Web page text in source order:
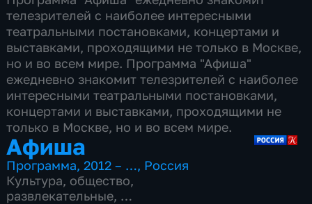
телезрителей с наиболее интересными
театральными постановками, концертами и
выставками, проходящими не только в Москве,
но и во всем мире. Программа "Афиша"
ежедневно знакомит телезрителей с наиболее
интересными театральными постановками,
концертами и выставками, проходящими не
только в Москве, но и во всем мире.
Афиша
Программа,2012 – …, Россия
Культура, общество,
развлекательные,